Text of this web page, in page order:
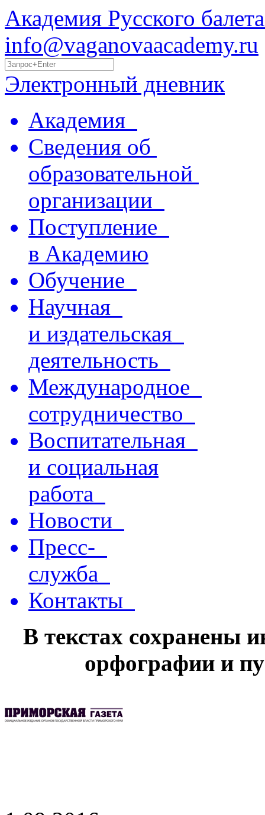
Академия Русского
info@vaganovaacademy.ru
Электронный дневник
Академия
Сведения об
образовательной
организации
Поступление
в Академию
Обучение
Научная
и издательская
деятельность
Международное
сотрудничество
Воспитательная
и социальная
работа
Новости
Пресс-
служба
Контакты
В текстах сохранены
орфографии и